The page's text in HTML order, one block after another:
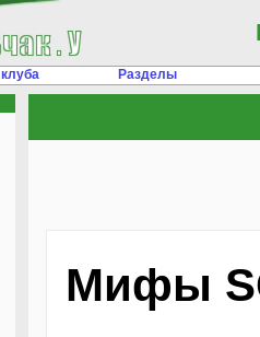
Разделы
Мифы